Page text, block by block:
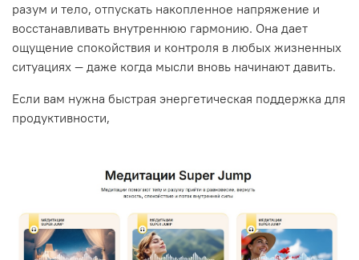
разум и тело, отпускать накопленное напряжение и
восстанавливать внутреннюю гармонию. Она дает
ощущение спокойствия и контроля в любых жизненных
ситуациях — даже когда мысли вновь начинают давить.
Если вам нужна быстрая энергетическая поддержка для
продуктивности,